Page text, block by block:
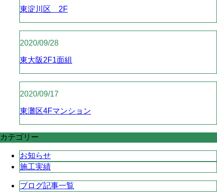
東淀川区 2F
2020/09/28
東大阪2F1面組
2020/09/17
東灘区4Fマンション
カテゴリー
お知らせ
施工実績
ブログ記事一覧